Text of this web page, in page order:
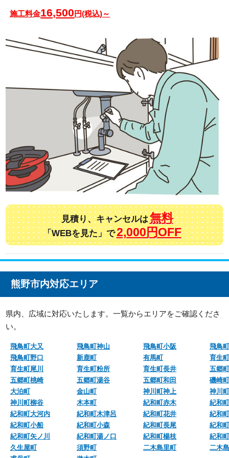
施工料金16,500円(税込)～
見積り、キャンセルは 無料
「WEBを見た」で2,000円OFF
熊野市内対応エリア
県内、広域に対応いたします。一覧からエリアをご確認くださ
い。
飛鳥町大又 飛鳥町神山 飛鳥町小阪
飛鳥
飛鳥町野口
新鹿町 有馬町
育生
育生町尾川
育生町粉所 育生町長井
五郷
五郷町桃崎
五郷町湯谷 五郷町和田
磯崎
大泊町
金山町 神川町神上
神川
神川町柳谷
木本町 紀和町赤木
紀和
紀和町大河内
紀和町木津呂 紀和町花井
紀和
紀和町小船
紀和町小森 紀和町長尾
紀和
紀和町矢ノ川
紀和町湯ノ口 紀和町楊枝
紀和
久生屋町
須野町 二木島里町
二木